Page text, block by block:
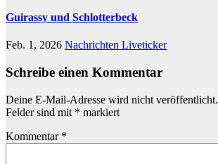
Guirassy und Schlotterbeck
Feb. 1, 2026 Nachrichten Liveticker
Schreibe einen Kommentar
Deine E-Mail-Adresse wird nicht veröffentlicht.
Felder sind mit * markiert
Kommentar *